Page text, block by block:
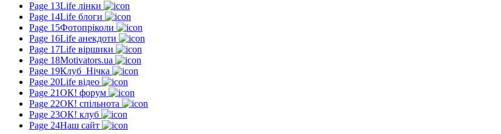
Page 13Life лінки
Page 14Life блоги
Page 15Фотопріколи
Page 16Life анекдоти
Page 17Life віршики
Page 18Motivators.ua
Page 19Клуб_Нічка
Page 20Life відео
Page 21ОК! форум
Page 22ОК! спільнота
Page 23ОК! клуб
Page 24Наш сайт